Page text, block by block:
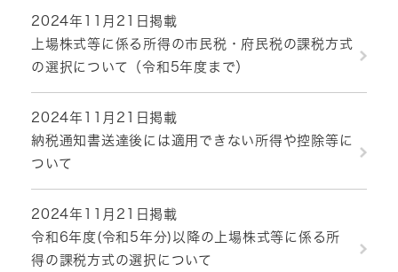
2024年11月21日掲載
上場株式等に係る所得の市民税・府民税の課税方式
の選択について​（令和5年度まで）
2024年11月21日掲載
納税通知書送達後には適用できない所得や控除等に
ついて
2024年11月21日掲載
令和6年度(令和5年分)以降の上場株式等に係る所
得の課税方式の選択について